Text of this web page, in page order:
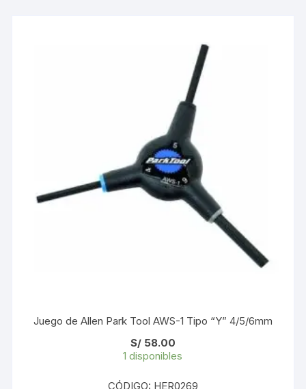
Juego de Allen Park Tool AWS-1 Tipo “Y” 4/5/6mm
S/58.00
1 disponibles
CÓDIGO: HER0269